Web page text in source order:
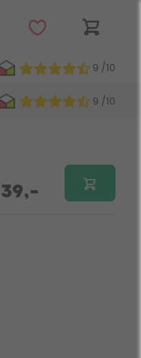
9 /10
9 /10